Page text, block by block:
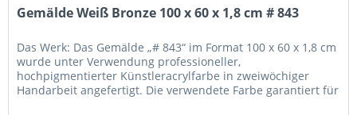
Gemälde Weiß Bronze 100 x 60 x 1,8 cm # 843
Das Werk: Das Gemälde „# 843“ im Format 100 x 60 x 1,8 cm
wurde unter Verwendung professioneller,
hochpigmentierter Künstleracrylfarbe in zweiwöchiger
Handarbeit angefertigt. Die verwendete Farbe garantiert für